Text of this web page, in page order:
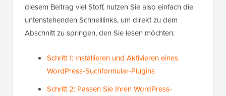
diesem Beitrag viel Stoff, nutzen Sie also einfach die
untenstehenden Schnelllinks, um direkt zu dem
Abschnitt zu springen, den Sie lesen möchten:
Schritt 1: Installieren und Aktivieren eines
WordPress-Suchformular-Plugins
Schritt 2: Passen Sie Ihren WordPress-